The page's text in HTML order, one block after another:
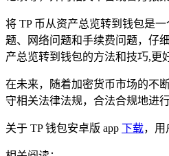
将 TP 币从资产总览转到钱包是
题、网络问题和手续费问题，仔
产总览转到钱包的方法和技巧,更
在未来，随着加密货币市场的不
守相关法律法规，合法合规地进
关于 TP 钱包安卓版 app 下载，用